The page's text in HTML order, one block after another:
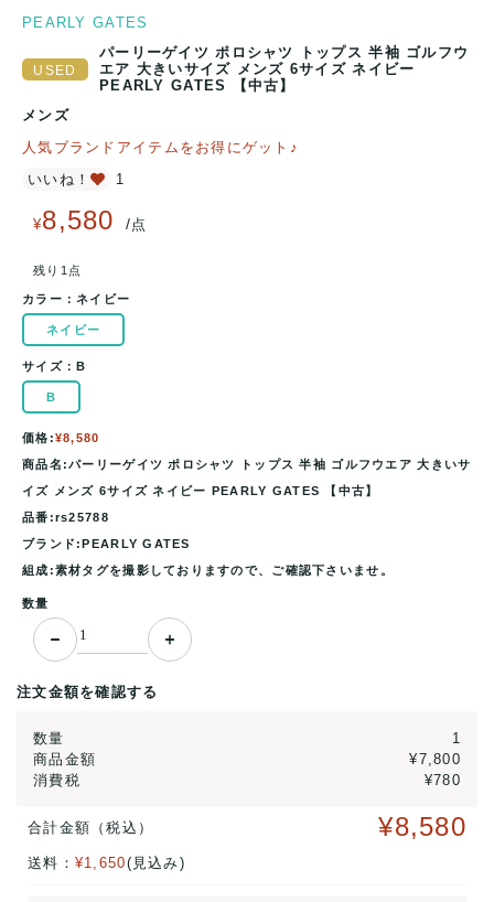
PEARLY GATES
パーリーゲイツ ポロシャツ トップス 半袖 ゴルフウ
エア 大きいサイズ メンズ 6サイズ ネイビー
PEARLY GATES 【中古】
メンズ
人気ブランドアイテムをお得にゲット♪
いいね！
1
¥8,580 /点
残り1点
カラー：ネイビー
ネイビー
サイズ：B
B
価格:¥8,580
商品名:パーリーゲイツ ポロシャツ トップス 半袖 ゴルフウエア 大きいサ
イズ メンズ 6サイズ ネイビー PEARLY GATES 【中古】
品番:rs25788
ブランド:PEARLY GATES
組成:素材タグを撮影しておりますので、ご確認下さいませ。
数量
注文金額を確認する
数量
1
商品金額
¥7,800
消費税
¥780
合計金額（税込） ¥8,580
送料： ¥1,650(見込み)